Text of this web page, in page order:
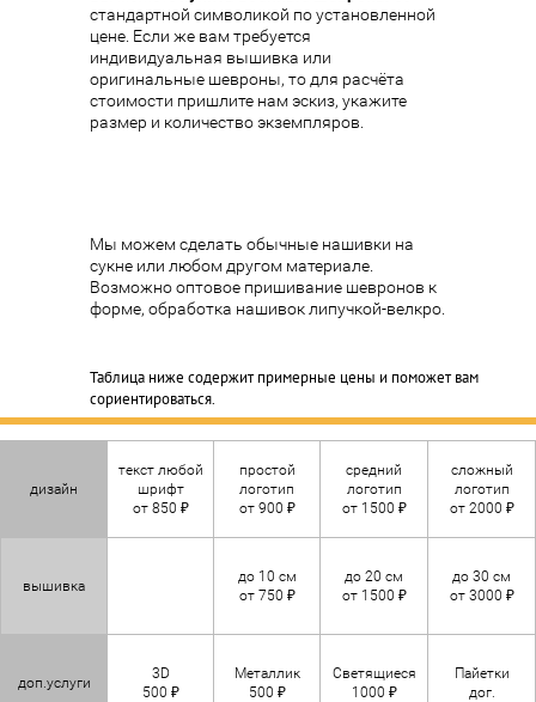
стандартной символикой по установленной
цене. Если же вам требуется
индивидуальная вышивка или
оригинальные шевроны, то для расчёта
стоимости пришлите нам эскиз, укажите
размер и количество экземпляров.
Мы можем сделать обычные нашивки на
сукне или любом другом материале.
Возможно оптовое пришивание шевронов к
форме, обработка нашивок липучкой-велкро.
Таблица ниже содержит примерные цены и поможет вам
сориентироваться.
дизайн
текст любой
шрифт
от 850 ₽
простой
логотип
от 900 ₽
средний
логотип
от 1500 ₽
сложный
логотип
от 2000 ₽
вышивка
до 10 см
от 750 ₽
до 20 см
от 1500 ₽
до 30 см
от 3000 ₽
доп.услуги
3D
500 ₽
Металлик
500 ₽
Светящиеся
1000 ₽
Пайетки
дог.